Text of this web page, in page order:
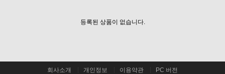
등록된 상품이 없습니다.
회사소개 개인정보 이용약관 PC 버전